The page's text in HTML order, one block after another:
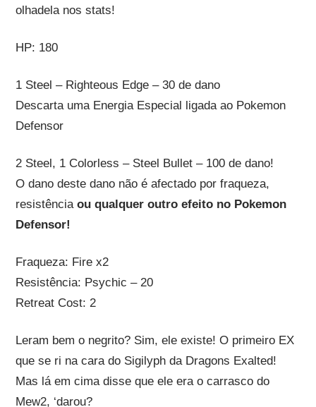
olhadela nos stats!
HP: 180
1 Steel – Righteous Edge – 30 de dano
Descarta uma Energia Especial ligada ao Pokemon
Defensor
2 Steel, 1 Colorless – Steel Bullet – 100 de dano!
O dano deste dano não é afectado por fraqueza,
resistência ou qualquer outro efeito no Pokemon
Defensor!
Fraqueza: Fire x2
Resistência: Psychic – 20
Retreat Cost: 2
Leram bem o negrito? Sim, ele existe! O primeiro EX
que se ri na cara do Sigilyph da Dragons Exalted!
Mas lá em cima disse que ele era o carrasco do
Mew2, ‘darou?